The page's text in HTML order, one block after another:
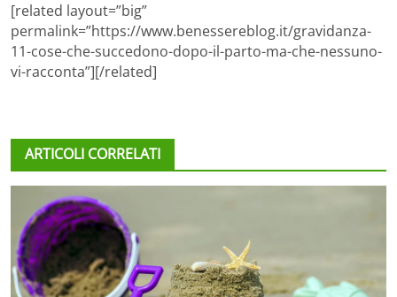
[related layout=”big”
permalink=”https://www.benessereblog.it/gravidanza-
11-cose-che-succedono-dopo-il-parto-ma-che-nessuno-
vi-racconta”][/related]
ARTICOLI CORRELATI